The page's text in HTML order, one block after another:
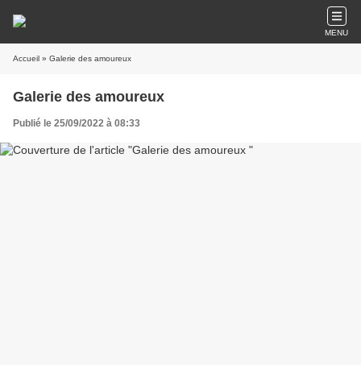
MENU
Accueil » Galerie des amoureux
Galerie des amoureux
Publié le 25/09/2022 à 08:33